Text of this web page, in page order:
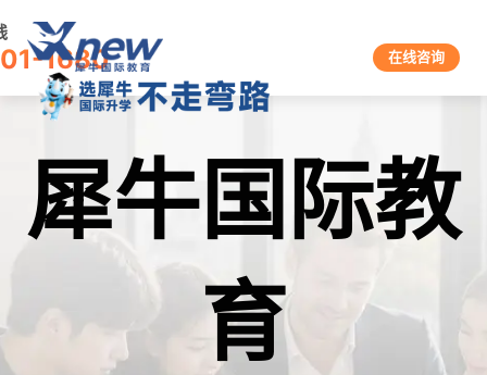
1680 在线咨询
犀牛国际教
育